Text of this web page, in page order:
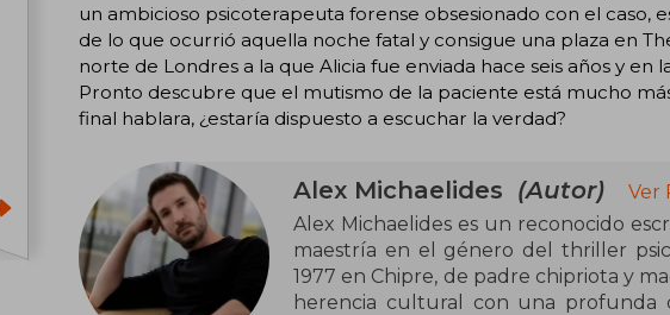
un ambicioso psicoterapeuta forense obsesionado con el caso,
de lo que ocurrió aquella noche fatal y consigue una plaza en
norte de Londres a la que Alicia fue enviada hace seis años y en
Pronto descubre que el mutismo de la paciente está mucho
final hablara, ¿estaría dispuesto a escuchar la verdad?
Alex Michaelides (Autor)
Ver
Alex Michaelides es un reconocido
maestría en el género del thriller
1977 en Chipre, de padre chipriota y
herencia cultural con una profunda